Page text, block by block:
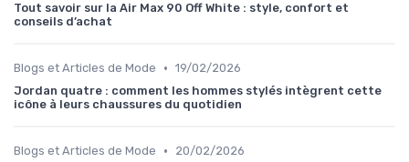
Tout savoir sur la Air Max 90 Off White : style, confort et
conseils d’achat
Blogs et Articles de Mode • 19/02/2026
Jordan quatre : comment les hommes stylés intègrent cette
icône à leurs chaussures du quotidien
Blogs et Articles de Mode •
20/02/2026